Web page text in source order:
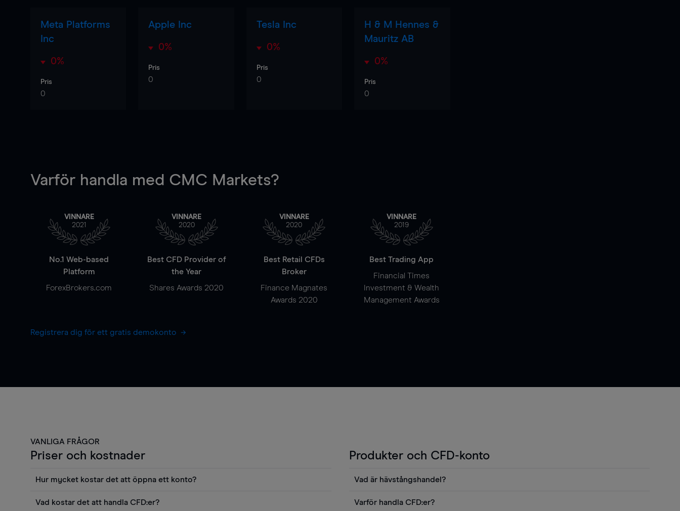
Meta Platforms
Inc
0%
Pris
0
Apple Inc
0%
Pris
0
Tesla Inc
0%
Pris
0
H & M Hennes &
Mauritz AB
0%
Pris
0
Varför handla med CMC Markets?
VINNARE
2021
No.1 Web-based
Platform
ForexBrokers.com
VINNARE
2020
Best CFD Provider of
the Year
Shares Awards 2020
VINNARE
2020
Best Retail CFDs
Broker
Finance Magnates
Awards 2020
VINNARE
2019
Best Trading App
Financial Times
Investment & Wealth
Management Awards
Registrera dig för ett gratis demokonto
VANLIGA FRÅGOR
Priser och kostnader
Hur mycket kostar det att öppna ett konto?
Vad kostar det att handla CFD:er?
Produkter och CFD-konto
Vad är hävstångshandel?
Varför handla CFD:er?